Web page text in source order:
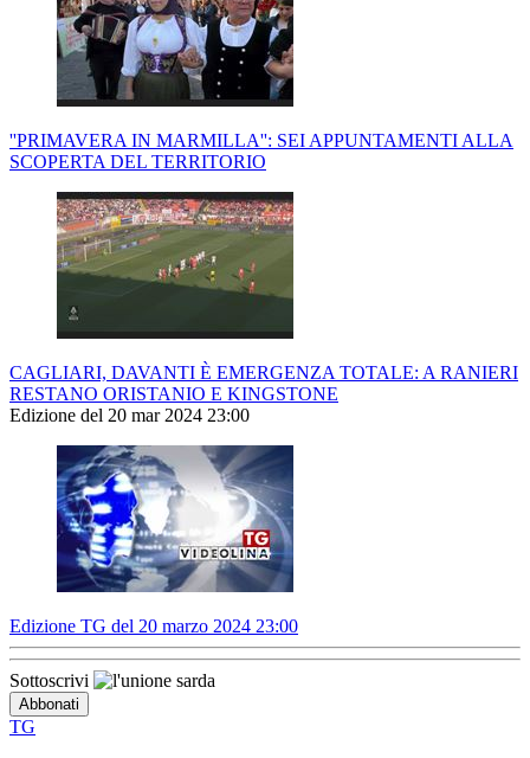
''PRIMAVERA IN MARMILLA'': SEI APPUNTAMENTI ALLA
SCOPERTA DEL TERRITORIO
CAGLIARI, DAVANTI È EMERGENZA TOTALE: A RANIERI
RESTANO ORISTANIO E KINGSTONE
Edizione del 20 mar 2024 23:00
Edizione TG del 20 marzo 2024 23:00
Sottoscrivi
TG